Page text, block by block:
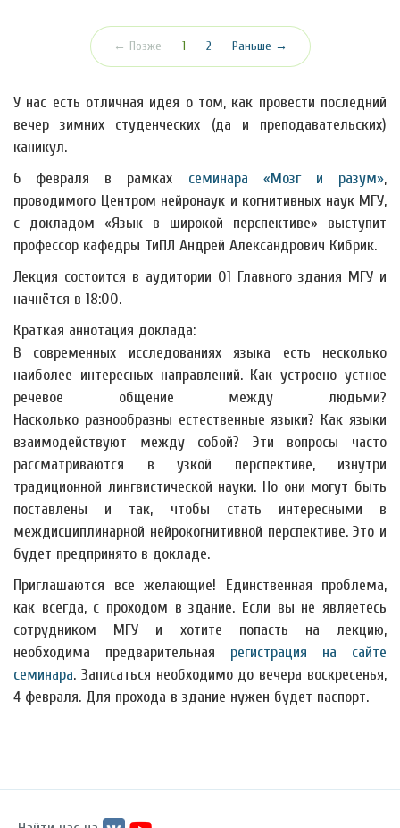
← Позже 1(текущая)
2 Раньше →
У нас есть отличная идея о том, как провести последний
вечер зимних студенческих (да и преподавательских)
каникул.
6 февраля в рамках семинара «Мозг и разум»,
проводимого Центром нейронаук и когнитивных наук МГУ,
с докладом «Язык в широкой перспективе» выступит
профессор кафедры ТиПЛ Андрей Александрович Кибрик.
Лекция состоится в аудитории 01 Главного здания МГУ и
начнётся в 18:00.
Краткая аннотация доклада:
В современных исследованиях языка есть несколько
наиболее интересных направлений. Как устроено устное
речевое общение между людьми?
Насколько разнообразны естественные языки? Как языки
взаимодействуют между собой? Эти вопросы часто
рассматриваются в узкой перспективе, изнутри
традиционной лингвистической науки. Но они могут быть
поставлены и так, чтобы стать интересными в
междисциплинарной нейрокогнитивной перспективе. Это и
будет предпринято в докладе.
Приглашаются все желающие! Единственная проблема,
как всегда, с проходом в здание. Если вы не являетесь
сотрудником МГУ и хотите попасть на лекцию,
необходима предварительная регистрация на сайте
семинара. Записаться необходимо до вечера воскресенья,
4 февраля. Для прохода в здание нужен будет паспорт.